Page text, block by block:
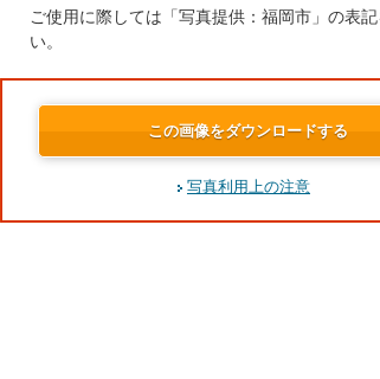
ご使用に際しては「写真提供：福岡市」の表
い。
この画像をダウンロードする
写真利用上の注意